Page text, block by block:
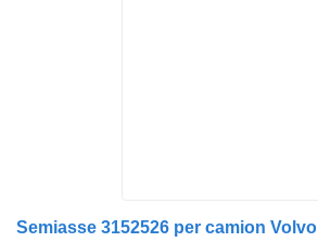
Semiasse 3152526 per camion Volvo